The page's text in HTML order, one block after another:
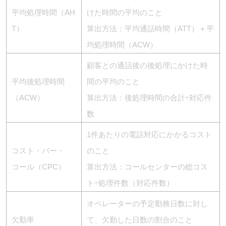
平均処理時間（AH
T）
けた時間の平均のこと
算出方法：平均通話時間（ATT）＋平
均処理時間（ACW）
平均後処理時間
（ACW）
顧客との通話後の後処理にかけた時
間の平均のこと
算出方法：後処理時間の合計÷対応件
数
コスト・パー・
コール（CPC）
1件あたりの電話対応にかかるコスト
のこと
算出方法：コールセンターの総コス
ト÷処理件数（対応件数）
欠勤率
オペレーターの予定勤務日数に対し
て、欠勤した日数の割合のこと